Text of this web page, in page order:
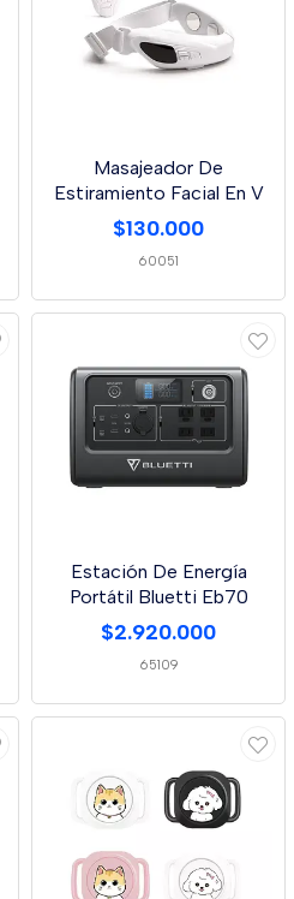
Masajeador De
Estiramiento Facial En V
$130.000
60051
Estación De Energía
Portátil Bluetti Eb70
$2.920.000
65109